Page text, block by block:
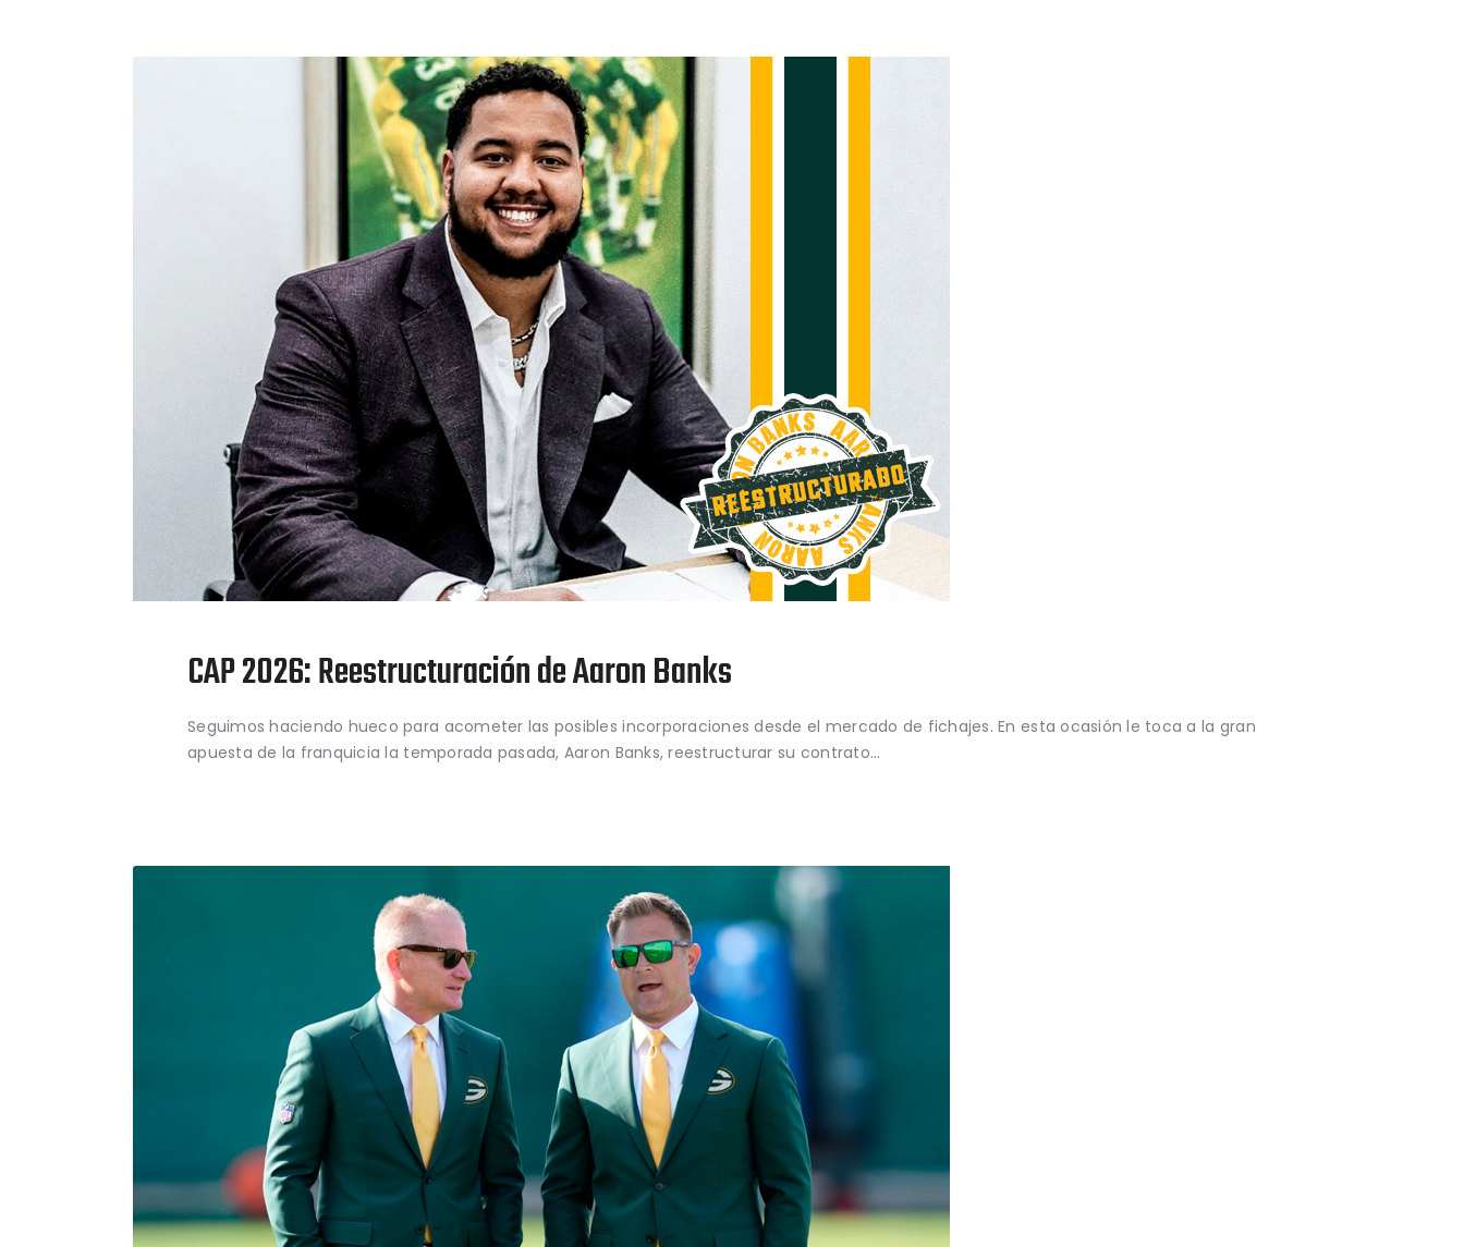
CAP 2026: Reestructuración de Aaron Banks
Seguimos haciendo hueco para acometer las posibles incorporaciones desde el mercado de fichajes. En esta ocasión le toca a la gran
apuesta de la franquicia la temporada pasada, Aaron Banks, reestructurar su contrato…